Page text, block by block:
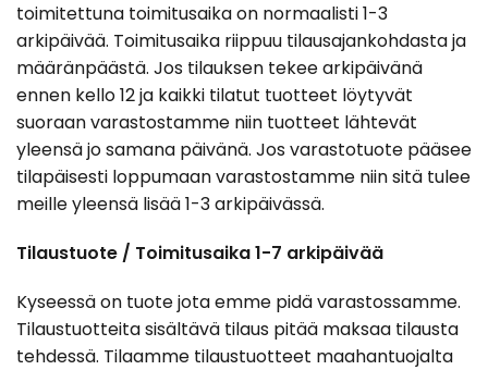
toimitettuna toimitusaika on normaalisti 1-3
arkipäivää. Toimitusaika riippuu tilausajankohdasta ja
määränpäästä. Jos tilauksen tekee arkipäivänä
ennen kello 12 ja kaikki tilatut tuotteet löytyvät
suoraan varastostamme niin tuotteet lähtevät
yleensä jo samana päivänä. Jos varastotuote pääsee
tilapäisesti loppumaan varastostamme niin sitä tulee
meille yleensä lisää 1-3 arkipäivässä.
Tilaustuote / Toimitusaika 1-7 arkipäivää
Kyseessä on tuote jota emme pidä varastossamme.
Tilaustuotteita sisältävä tilaus pitää maksaa tilausta
tehdessä. Tilaamme tilaustuotteet maahantuojalta